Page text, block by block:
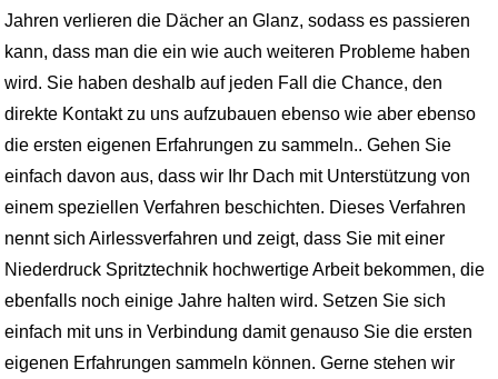
Jahren verlieren die Dächer an Glanz, sodass es passieren
kann, dass man die ein wie auch weiteren Probleme haben
wird. Sie haben deshalb auf jeden Fall die Chance, den
direkte Kontakt zu uns aufzubauen ebenso wie aber ebenso
die ersten eigenen Erfahrungen zu sammeln.. Gehen Sie
einfach davon aus, dass wir Ihr Dach mit Unterstützung von
einem speziellen Verfahren beschichten. Dieses Verfahren
nennt sich Airlessverfahren und zeigt, dass Sie mit einer
Niederdruck Spritztechnik hochwertige Arbeit bekommen, die
ebenfalls noch einige Jahre halten wird. Setzen Sie sich
einfach mit uns in Verbindung damit genauso Sie die ersten
eigenen Erfahrungen sammeln können. Gerne stehen wir